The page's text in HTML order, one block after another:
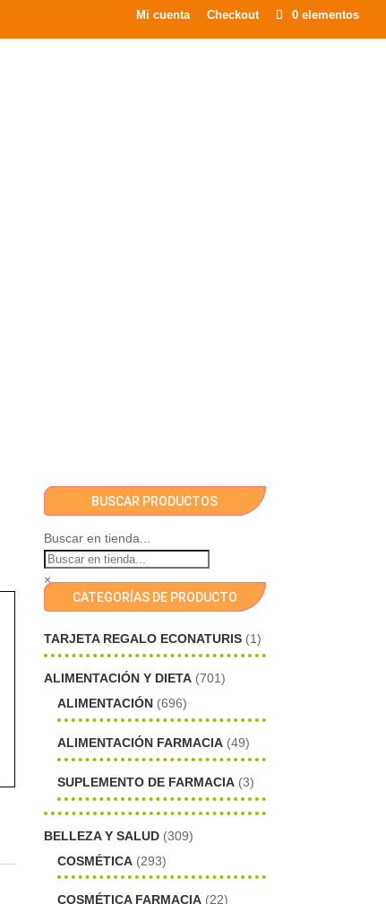
Mi cuenta Checkout 0 elementos
BUSCAR PRODUCTOS
Buscar en tienda...
×
CATEGORÍAS DE PRODUCTO
TARJETA REGALO ECONATURIS (1)
ALIMENTACIÓN Y DIETA (701)
ALIMENTACIÓN (696)
ALIMENTACIÓN FARMACIA (49)
SUPLEMENTO DE FARMACIA (3)
BELLEZA Y SALUD (309)
COSMÉTICA (293)
COSMÉTICA FARMACIA (22)